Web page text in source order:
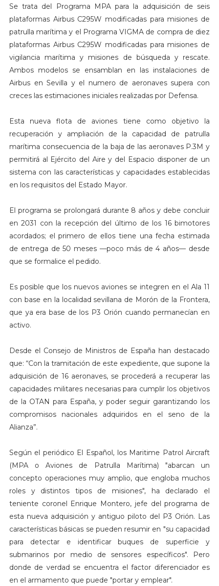
Se trata del Programa MPA para la adquisición de seis
plataformas Airbus C295W modificadas para misiones de
patrulla marítima y el Programa VIGMA de compra de diez
plataformas Airbus C295W modificadas para misiones de
vigilancia marítima y misiones de búsqueda y rescate.
Ambos modelos se ensamblan en las instalaciones de
Airbus en Sevilla y el numero de aeronaves supera con
creces las estimaciones iniciales realizadas por Defensa.
Esta nueva flota de aviones tiene como objetivo la
recuperación y ampliación de la capacidad de patrulla
marítima consecuencia de la baja de las aeronaves P.3M y
permitirá al Ejército del Aire y del Espacio disponer de un
sistema con las características y capacidades establecidas
en los requisitos del Estado Mayor.
El programa se prolongará durante 8 años y debe concluir
en 2031 con la recepción del último de los 16 bimotores
acordados; el primero de ellos tiene una fecha estimada
de entrega de 50 meses —poco más de 4 años— desde
que se formalice el pedido.
Es posible que los nuevos aviones se integren en el Ala 11
con base en la localidad sevillana de Morón de la Frontera,
que ya era base de los P3 Orión cuando permanecían en
activo.
Desde el Consejo de Ministros de España han destacado
que: “Con la tramitación de este expediente, que supone la
adquisición de 16 aeronaves, se procederá a recuperar las
capacidades militares necesarias para cumplir los objetivos
de la OTAN para España, y poder seguir garantizando los
compromisos nacionales adquiridos en el seno de la
Alianza”.
Según el periódico El Español, los Maritime Patrol Aircraft
(MPA o Aviones de Patrulla Marítima) "abarcan un
concepto operaciones muy amplio, que engloba muchos
roles y distintos tipos de misiones", ha declarado el
teniente coronel Enrique Montero, jefe del programa de
esta nueva adquisición y antiguo piloto del P3 Orión. Las
características básicas se pueden resumir en "su capacidad
para detectar e identificar buques de superficie y
submarinos por medio de sensores específicos". Pero
donde de verdad se encuentra el factor diferenciador es
en el armamento que puede "portar y emplear".